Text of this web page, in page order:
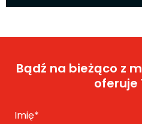
Bądź na bieżąco z
oferuje
Imię*